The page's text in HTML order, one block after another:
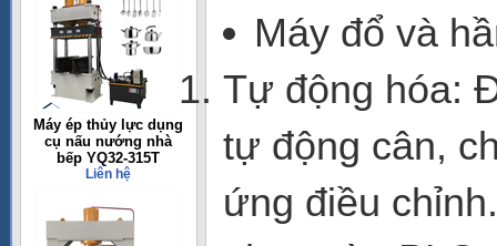
Máy ép thủy lực dụng
cụ nấu nướng nhà
bếp YQ32-315T
Liên hệ
Máy đổ và
Tự động hóa:
tự động cân,
ứng điều